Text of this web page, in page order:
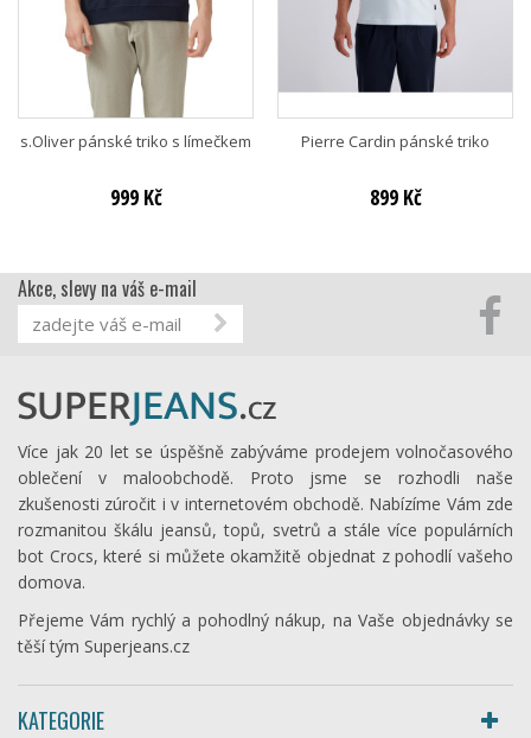
s.Oliver pánské triko s límečkem
999 Kč
Pierre Cardin pánské triko
899 Kč
Akce, slevy na váš e-mail
Více jak 20 let se úspěšně zabýváme prodejem volnočasového
oblečení v maloobchodě. Proto jsme se rozhodli naše
zkušenosti zúročit i v internetovém obchodě. Nabízíme Vám zde
rozmanitou škálu jeansů, topů, svetrů a stále více populárních
bot Crocs, které si můžete okamžitě objednat z pohodlí vašeho
domova.
Přejeme Vám rychlý a pohodlný nákup, na Vaše objednávky se
těší tým Superjeans.cz
KATEGORIE